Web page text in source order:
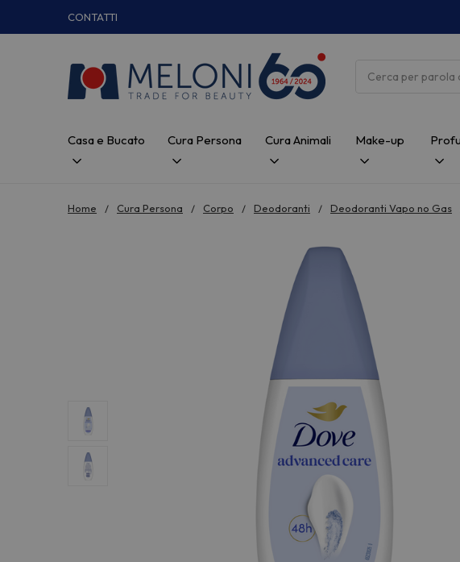
CONTATTI
Casa e Bucato Cura Persona Cura Animali Make-up
Home Cura Persona Corpo Deodoranti Deodoranti Vapo no Gas